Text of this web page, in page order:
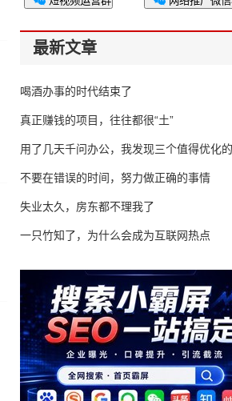
最新文章
喝酒办事的时代结束了
真正赚钱的项目，往往都很“土”
用了几天千问办公，我发现三个值得优化
不要在错误的时间，努力做正确的事情
失业太久，房东都不理我了
一只竹知了，为什么会成为互联网热点